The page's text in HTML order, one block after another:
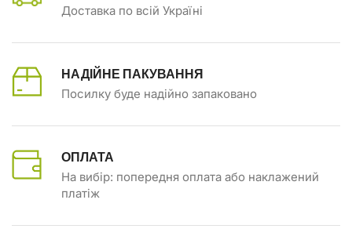
Доставка по всій Україні
НАДІЙНЕ ПАКУВАННЯ
Посилку буде надійно запаковано
ОПЛАТА
На вибір: попередня оплата або наклажений
платіж